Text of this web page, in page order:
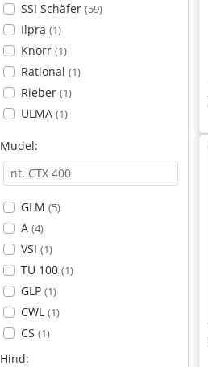
SSI Schäfer (59)
Ilpra (1)
Knorr (1)
Rational (1)
Rieber (1)
ULMA (1)
Mudel:
GLM (5)
A (4)
VSI (1)
TU 100 (1)
GLP (1)
CWL (1)
CS (1)
Hind: